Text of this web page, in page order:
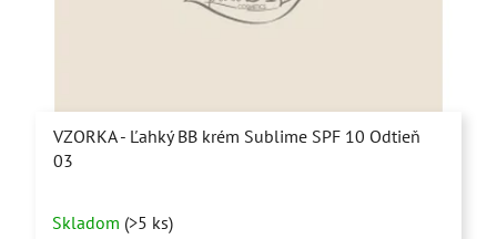
VZORKA - Ľahký BB krém Sublime SPF 10 Odtieň
03
Skladom (>5 ks)